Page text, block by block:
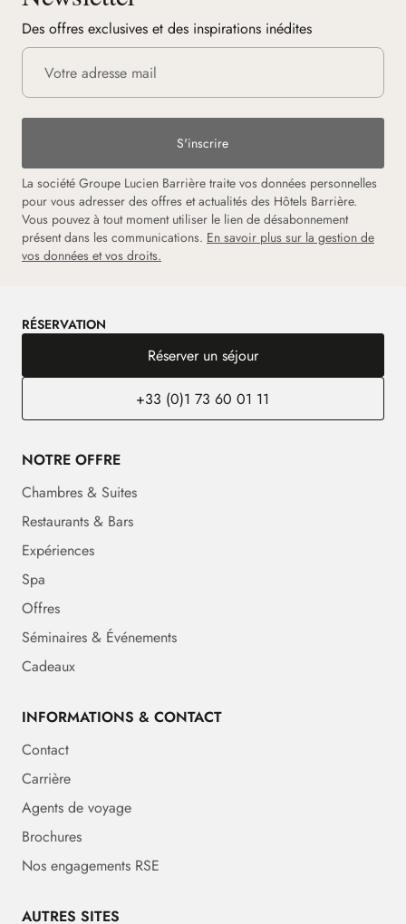
Des offres exclusives et des inspirations inédites
S'inscrire
La société Groupe Lucien Barrière traite vos données personnelles
pour vous adresser des offres et actualités des Hôtels Barrière.
Vous pouvez à tout moment utiliser le lien de désabonnement
présent dans les communications. En savoir plus sur la gestion de
vos données et vos droits.
RÉSERVATION
Réserver un séjour
+33 (0)1 73 60 01 11
NOTRE OFFRE
Chambres & Suites
Restaurants & Bars
Expériences
Spa
Offres
Séminaires & Événements
Cadeaux
INFORMATIONS & CONTACT
Contact
Carrière
Agents de voyage
Brochures
Nos engagements RSE
AUTRES SITES